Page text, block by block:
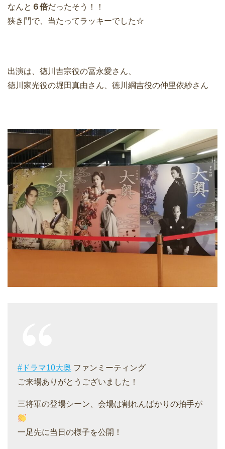
なんと ６倍だったそう！！
狭き門で、当たってラッキーでした☆
出演は、徳川吉宗役の冨永愛さん、
徳川家光役の堀田真由さん、徳川綱吉役の仲里依紗さん
#ドラマ10大奥 ファンミーティング
ご来場ありがとうございました！
三将軍の登場シーン、会場は割れんばかりの拍手が
一足先に当日の様子を公開！